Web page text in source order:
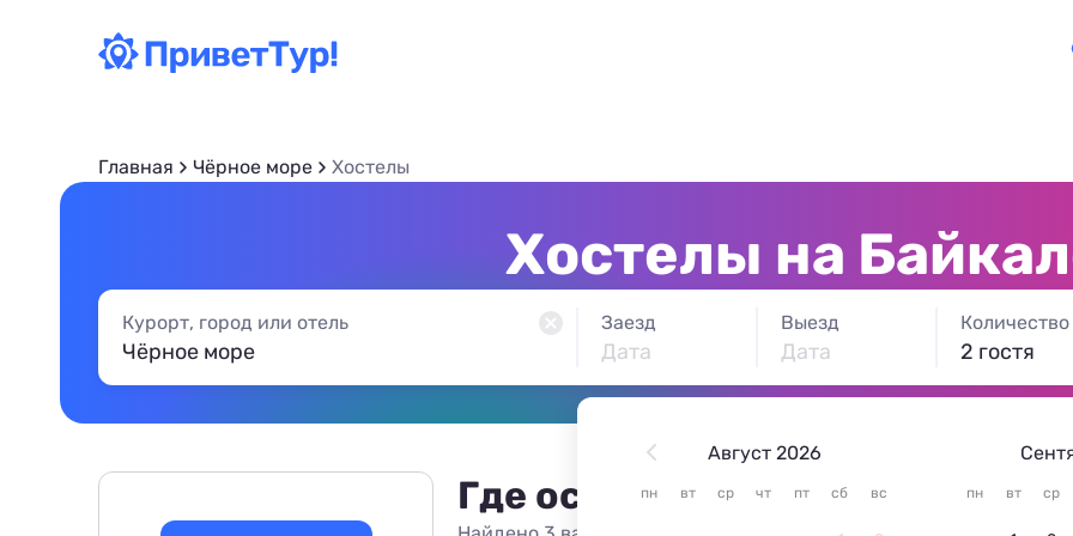
Главная Чёрное море Хостелы
Хостелы на
Курорт, город или отель Заезд
Дата
Выезд
Дата
Август 2026
пн вт ср чт пт сб вс пн вт ср
Количество
2 гостя
Где остановиться на Чёрном